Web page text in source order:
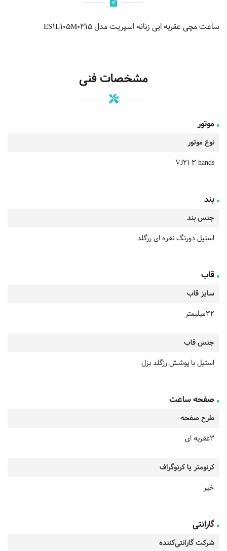
ساعت مچی عقربه ایی زنانه اسپریت مدل ES1L105M0315
مشخصات فنی
موتور
نوع موتور
VJ21 3 hands
بند
جنس بند
استیل دورنگ نقره ای رزگلد
قاب
سایز قاب
32میلیمتر
جنس قاب
استیل با پوشش رزگلد بزل
صفحه ساعت
طرح صفحه
3عقربه ای
کرنومتر یا کرنوگراف
خیر
گارانتی
شرکت گارانتی‌کننده